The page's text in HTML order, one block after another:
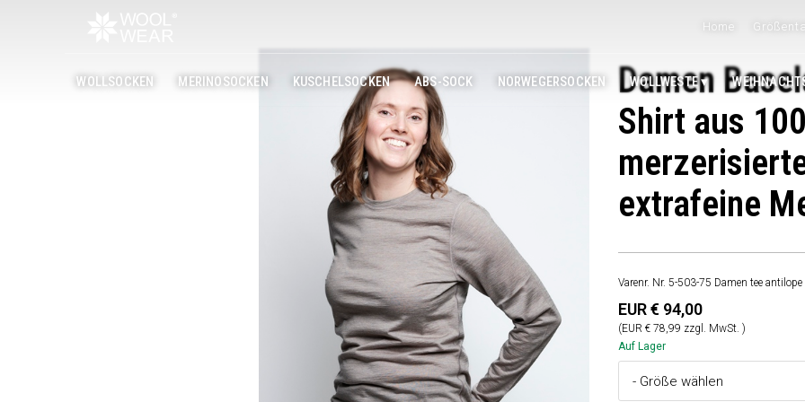
Home
WOLLSOCKEN MERINOSOCKEN KUSCHELSOCKEN ABS-SOCK NORWEGERSOCKEN WOLLWESTE
Damen
Shirt aus
extrafeine
Varenr. Nr. 5-503-75 Damen tee
EUR € 94,00
(EUR € 78,99 zzgl. MwSt. )
Auf Lager